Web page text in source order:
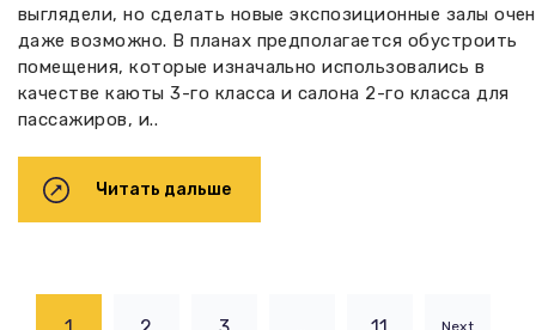
выглядели, но сделать новые экспозиционные залы
даже возможно. В планах предполагается обустроить
помещения, которые изначально использовались в
качестве каюты 3-го класса и салона 2-го класса для
пассажиров, и..
Читать дальше
Next